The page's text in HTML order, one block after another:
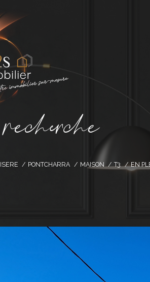
recece
ISERE PONTCHARRA MAISON T3 EN